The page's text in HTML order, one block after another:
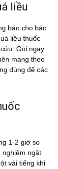
liều
báo cho bác
liều thuốc
Gọi ngay
mang theo
dùng để các
1-2 giờ so
nghiêm ngặt
vài tiếng khi